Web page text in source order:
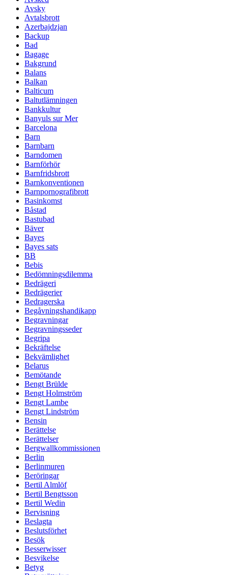
Avsky
Avtalsbrott
Azerbajdzjan
Backup
Bad
Bagage
Bakgrund
Balans
Balkan
Balticum
Baltutlämningen
Bankkultur
Banyuls sur Mer
Barcelona
Barn
Barnbarn
Barndomen
Barnförhör
Barnfridsbrott
Barnkonventionen
Barnpornografibrott
Basinkomst
Båstad
Bastubad
Bäver
Bayes
Bayes sats
BB
Bebis
Bedömningsdilemma
Bedrägeri
Bedrägerier
Bedragerska
Begåvningshandikapp
Begravningar
Begravningsseder
Begripa
Bekräftelse
Bekvämlighet
Belarus
Bemötande
Bengt Brülde
Bengt Holmström
Bengt Lambe
Bengt Lindström
Bensin
Berättelse
Berättelser
Bergwallkommissionen
Berlin
Berlinmuren
Beröringar
Bertil Almlöf
Bertil Bengtsson
Bertil Wedin
Bervisning
Beslagta
Beslutsförhet
Besök
Besserwisser
Besvikelse
Betyg